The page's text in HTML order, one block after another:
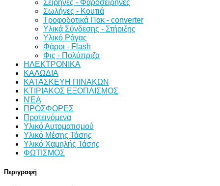
Σειρήνες - Φαροσειρήνες
Σωλήνες - Κουτιά
Τροφοδοτικά Πακ - converter
Υλικά Σύνδεσης - Στήριξης
Υλικό Ράγας
Φάροι - Flash
Φις - Πολύπριζα
ΗΛΕΚΤΡΟΝΙΚΑ
ΚΑΛΩΔΙΑ
ΚΑΤΑΣΚΕΥΗ ΠΙΝΑΚΩΝ
ΚΤΙΡΙΑΚΟΣ ΕΞΟΠΛΙΣΜΟΣ
ΝΈΑ
ΠΡΟΣΦΟΡΕΣ
Προτεινόμενα
Υλικό Αυτοματισμού
Υλικό Μέσης Τάσης
Υλικό Χαμηλής Τάσης
ΦΩΤΙΣΜΟΣ
Περιγραφή